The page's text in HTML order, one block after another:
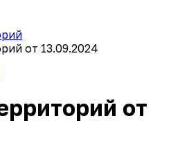
от 13.09.2024
от